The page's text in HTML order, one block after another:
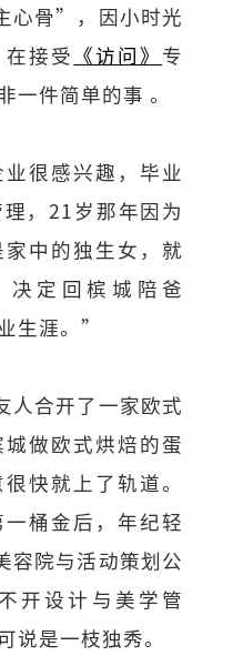
心骨”，因小时光
接受 《访问》 专
一件简单的事 。
很感兴趣，毕业
，21岁那年因为
中的独生女，就
决定回槟城陪爸
生涯。”
人合开了一家欧式
做欧式烘焙的蛋
快就上了轨道。
桶金后，年纪轻
容院与活动策划公
开设计与美学管
说是一枝独秀。